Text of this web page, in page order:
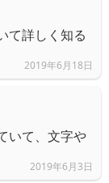
て詳しく知る
2019年6月18日
いて、文字や
2019年6月3日